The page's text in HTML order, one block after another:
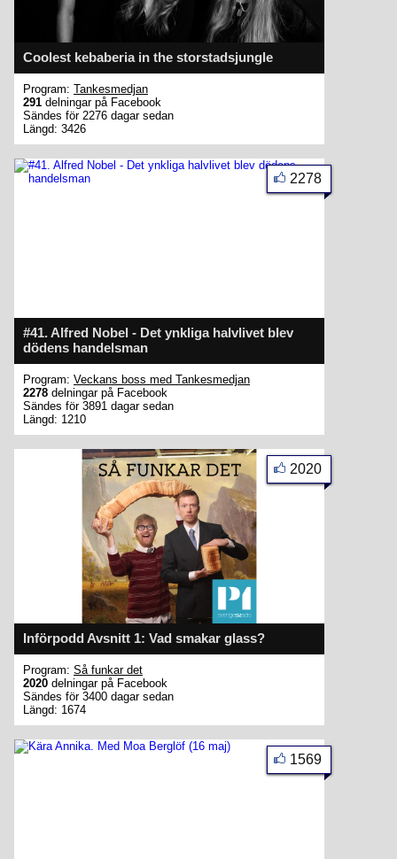
Coolest kebaberia in the storstadsjungle
Program: Tankesmedjan
291 delningar på Facebook
Sändes för 2276 dagar sedan
Längd: 3426
#41. Alfred Nobel - Det ynkliga halvlivet blev
dödens handelsman
2278
Program: Veckans boss med Tankesmedjan
2278 delningar på Facebook
Sändes för 3891 dagar sedan
Längd: 1210
Införpodd Avsnitt 1: Vad smakar glass?
2020
Program: Så funkar det
2020 delningar på Facebook
Sändes för 3400 dagar sedan
Längd: 1674
1569